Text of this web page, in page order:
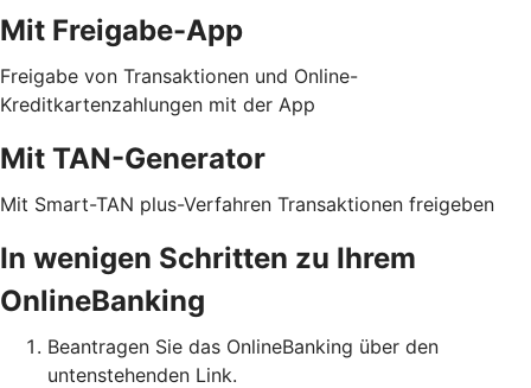
Mit Freigabe-App
Freigabe von Transaktionen und Online-
Kreditkartenzahlungen mit der App
Mit TAN-Generator
Mit Smart-TAN plus-Verfahren Transaktionen freigeben
In wenigen Schritten zu Ihrem
OnlineBanking
Beantragen Sie das OnlineBanking über den
untenstehenden Link.